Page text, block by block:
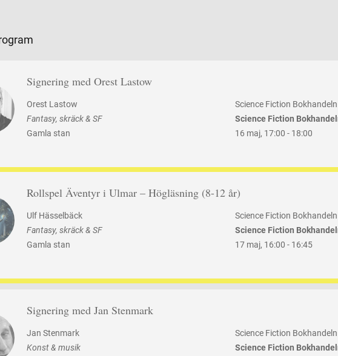
Signering med Orest Lastow
Orest Lastow
Fantasy, skräck & SF
Gamla stan
Science Fiction Bokhandeln
Science Fiction
16 maj, 17:00 - 18:00
Rollspel Äventyr i Ulmar – Högläsning (8-12 år)
Ulf Hässelbäck
Fantasy, skräck & SF
Gamla stan
Science Fiction Bokhandeln
Science Fiction
17 maj, 16:00 - 16:45
Signering med Jan Stenmark
Jan Stenmark
Konst & musik
Science Fiction Bokhandeln
Science Fiction